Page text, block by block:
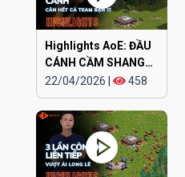
Highlights AoE: ĐẦU
CÁNH CẦM SHANG
KAMACHI cân hết
22/04/2026 458